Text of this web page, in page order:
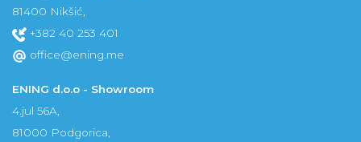
81400 Nikšić,
+382 40 253 401
office@ening.me
ENING d.o.o - Showroom
4.jul 56A,
81000 Podgorica,